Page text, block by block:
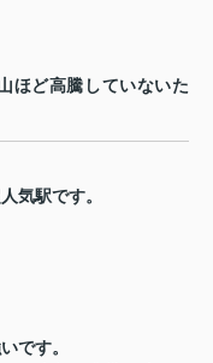
ほど高騰していないた
気駅です。
です。